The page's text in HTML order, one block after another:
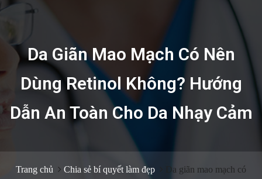
Da Giãn Mao Mạch Có Nên
Dùng Retinol Không? Hướng
Dẫn An Toàn Cho Da Nhạy Cảm
Trang chủ Chia sẻ bí quyết làm đẹp
Da giãn mao mạch có